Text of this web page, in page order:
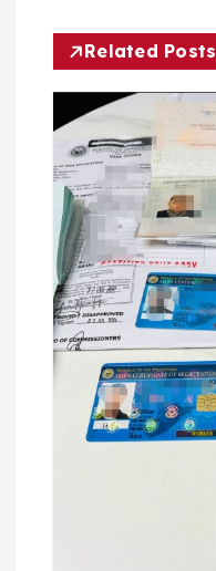
Related Posts